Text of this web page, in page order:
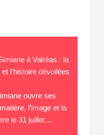
à Valréas : la
l’histoire dévoilées
ouvre ses
l’image et la
le 31 juillet…